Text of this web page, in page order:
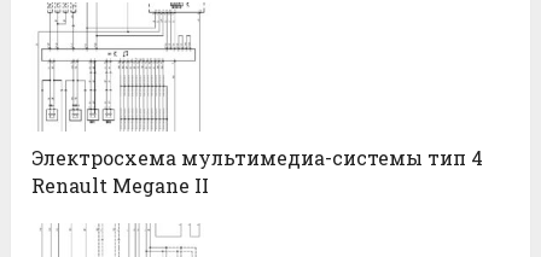
Электросхема мультимедиа-системы тип 4
Renault Megane II